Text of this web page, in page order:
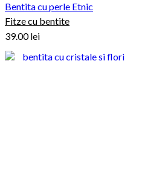
Bentita cu perle Etnic
Fitze cu bentite
39.00lei